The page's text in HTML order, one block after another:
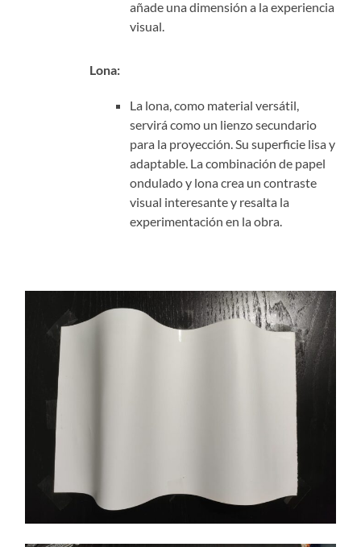
añade una dimensión a la experiencia
visual.
Lona:
La lona, como material versátil,
servirá como un lienzo secundario
para la proyección. Su superficie lisa y
adaptable. La combinación de papel
ondulado y lona crea un contraste
visual interesante y resalta la
experimentación en la obra.